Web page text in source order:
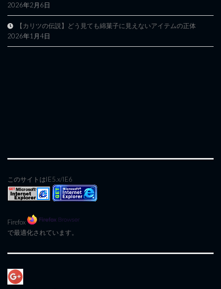
2026年2月6日
【カリツの伝説】どう見ても綿菓子に見えないアイテムの正体
2026年1月4日
このサイトはIE5.x/IE6
Firefox
で最適化されています。